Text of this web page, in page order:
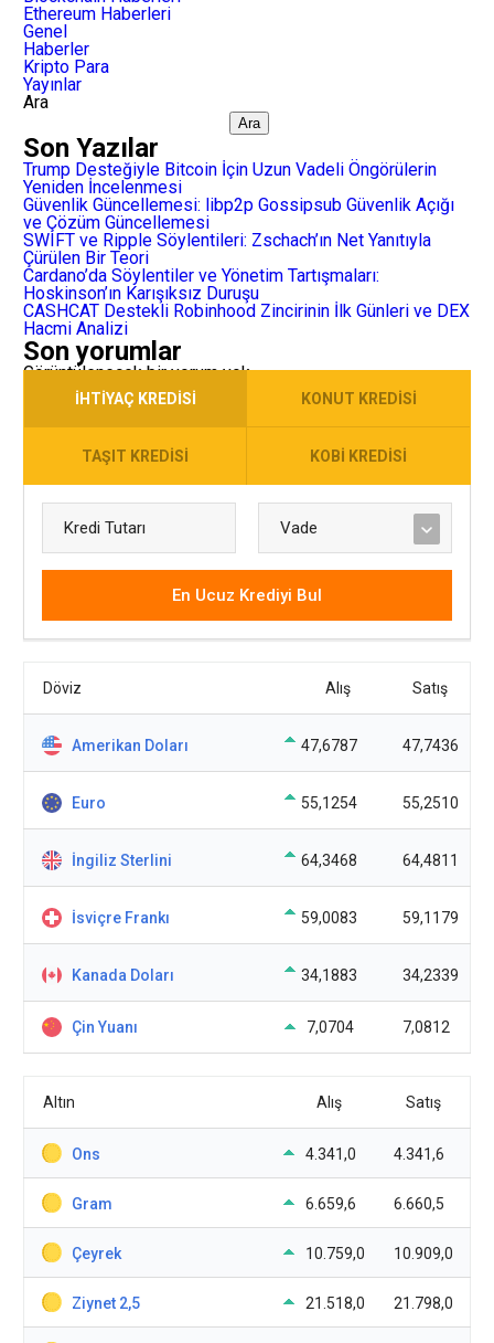
Ethereum Haberleri
Genel
Haberler
Kripto Para
Yayınlar
Ara
Ara
Son Yazılar
Trump Desteğiyle Bitcoin İçin Uzun Vadeli Öngörülerin
Yeniden İncelenmesi
Güvenlik Güncellemesi: libp2p Gossipsub Güvenlik Açığı
ve Çözüm Güncellemesi
SWIFT ve Ripple Söylentileri: Zschach’ın Net Yanıtıyla
Çürülen Bir Teori
Cardano’da Söylentiler ve Yönetim Tartışmaları:
Hoskinson’ın Karışıksız Duruşu
CASHCAT Destekli Robinhood Zincirinin İlk Günleri ve DEX
Hacmi Analizi
Son yorumlar
Görüntülenecek bir yorum yok.
İHTIYAÇ KREDISI KONUT KREDISI
TAŞIT KREDISI KOBI KREDISI
En Ucuz Krediyi Bul
Döviz Alış Satış
Amerikan Doları 47,6787 47,7436
Euro 55,1254 55,2510
İngiliz Sterlini 64,3468 64,4811
İsviçre Frankı 59,0083 59,1179
Kanada Doları 34,1883 34,2339
Çin Yuanı 7,0704 7,0812
Altın Alış Satış
Ons 4.341,0 4.341,6
Gram 6.659,6 6.660,5
Çeyrek 10.759,0 10.909,0
Ziynet 2,5 21.518,0 21.798,0